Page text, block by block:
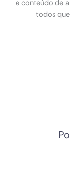
e conteúdo de
todos